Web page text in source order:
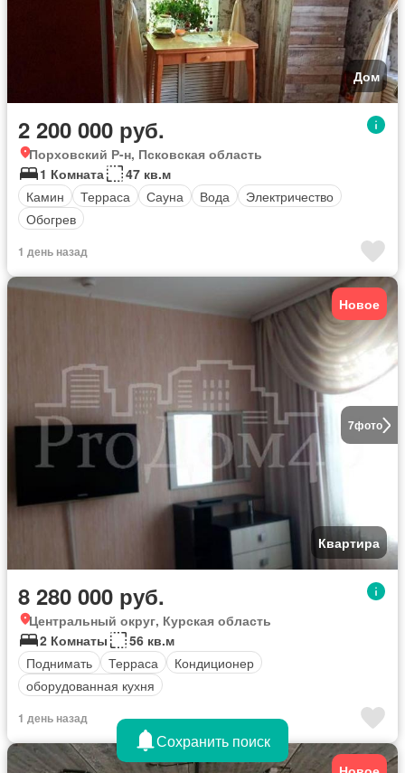
Дом
2 200 000 руб.
Порховский Р-н, Псковская область
1 Комната
47 кв.м
Камин
Терраса Сауна Вода
Электричество
Обогрев
1 день назад
7фото
Новое
Квартира
8 280 000 руб.
Центральный округ, Курская область
2 Комнаты
56 кв.м
Поднимать
Терраса
Кондиционер
оборудованная кухня
1 день назад
Сохранить поиск